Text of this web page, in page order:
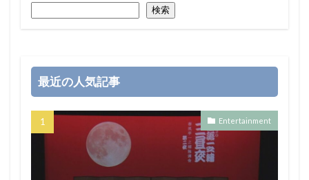
検索
最近の人気記事
Entertainment